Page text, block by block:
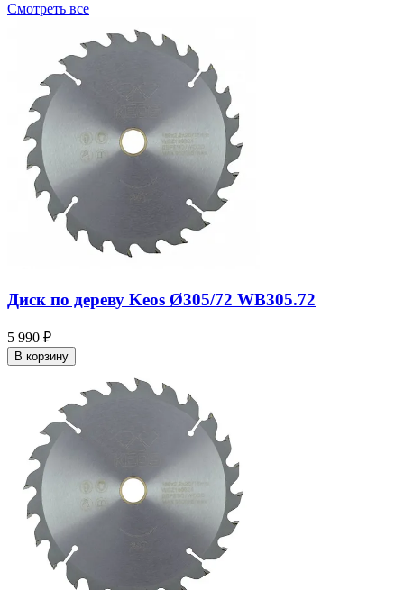
Смотреть все
Диск по дереву Keos Ø305/72 WB305.72
5 990 ₽
В корзину